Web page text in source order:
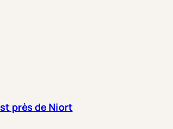
près de Niort